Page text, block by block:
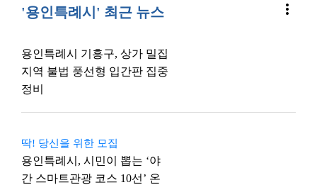
'용인특례시' 최근 뉴스 more_vert
용인특례시 기흥구, 상가 밀집
지역 불법 풍선형 입간판 집중
정비
딱! 당신을 위한 모집
용인특례시, 시민이 뽑는 ‘야
간 스마트관광 코스 10선’ 온